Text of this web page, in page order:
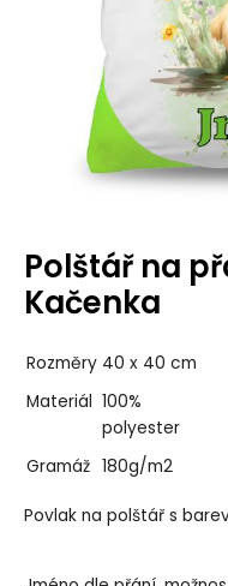
Polštář na
Kačenka
Rozměry 40 x 40 cm
Materiál 100%
polyester
Gramáž 180g/m2
Povlak na polštář s